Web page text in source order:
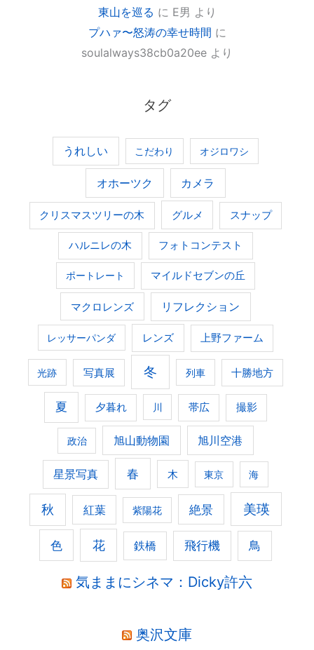
東山を巡る に E男 より
プハァ〜怒涛の幸せ時間 に
soulalways38cb0a20ee より
タグ
うれしい こだわり オジロワシ
オホーツク カメラ
クリスマスツリーの木 グルメ スナップ
ハルニレの木 フォトコンテスト
ポートレート マイルドセブンの丘
マクロレンズ リフレクション
レッサーパンダ レンズ 上野ファーム
光跡 写真展 冬 列車 十勝地方
夏 夕暮れ 川 帯広 撮影
政治 旭山動物園 旭川空港
星景写真 春 木 東京 海
秋 紅葉 紫陽花 絶景 美瑛
色 花 鉄橋 飛行機 鳥
気ままにシネマ：Dicky許六
奥沢文庫